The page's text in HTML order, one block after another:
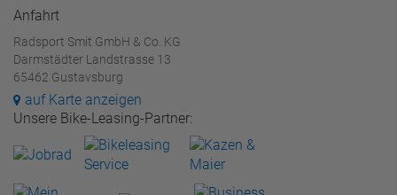
Anfahrt
Radsport Smit GmbH & Co. KG
Darmstädter Landstrasse 13
65462 Gustavsburg
auf Karte anzeigen
Unsere Bike-Leasing-Partner: